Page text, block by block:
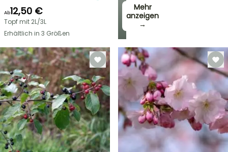
Mehr
anzeigen
→
Ab12,50 €
Topf mit 2L/3L
Erhältlich in 3 Größen